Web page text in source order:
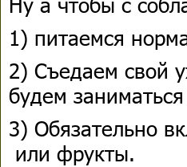
1) питаемся
2) Съедаем свой
будем
3) Обязательно
или фрукты.